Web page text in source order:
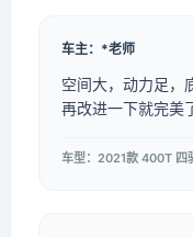
车主：*老师
空间大，动力足，
再改进一下就完美
车型：2021款 400T 四